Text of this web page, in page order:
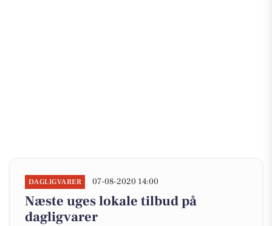
DAGLIGVARER 07-08-2020 14:00
Næste uges lokale tilbud på
dagligvarer